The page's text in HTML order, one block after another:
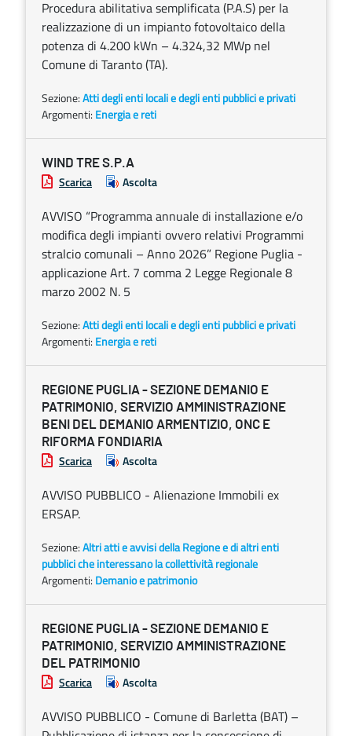
Procedura abilitativa semplificata (P.A.S) per la
realizzazione di un impianto fotovoltaico della
potenza di 4.200 kWn – 4.324,32 MWp nel
Comune di Taranto (TA).
Sezione:Atti degli enti locali e degli enti pubblici e privati
Argomenti: Energia e reti
WIND TRE S.P.A
Scarica Ascolta
AVVISO “Programma annuale di installazione e/o
modifica degli impianti ovvero relativi Programmi
stralcio comunali – Anno 2026” Regione Puglia -
applicazione Art. 7 comma 2 Legge Regionale 8
marzo 2002 N. 5
Sezione:Atti degli enti locali e degli enti pubblici e privati
Argomenti: Energia e reti
REGIONE PUGLIA - SEZIONE DEMANIO E
PATRIMONIO, SERVIZIO AMMINISTRAZIONE
BENI DEL DEMANIO ARMENTIZIO, ONC E
RIFORMA FONDIARIA
Scarica Ascolta
AVVISO PUBBLICO - Alienazione Immobili ex
ERSAP.
Sezione:Altri atti e avvisi della Regione e di altri enti
pubblici che interessano la collettività regionale
Argomenti: Demanio e patrimonio
REGIONE PUGLIA - SEZIONE DEMANIO E
PATRIMONIO, SERVIZIO AMMINISTRAZIONE
DEL PATRIMONIO
Scarica Ascolta
AVVISO PUBBLICO - Comune di Barletta (BAT) –